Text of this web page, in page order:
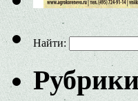
Найти: